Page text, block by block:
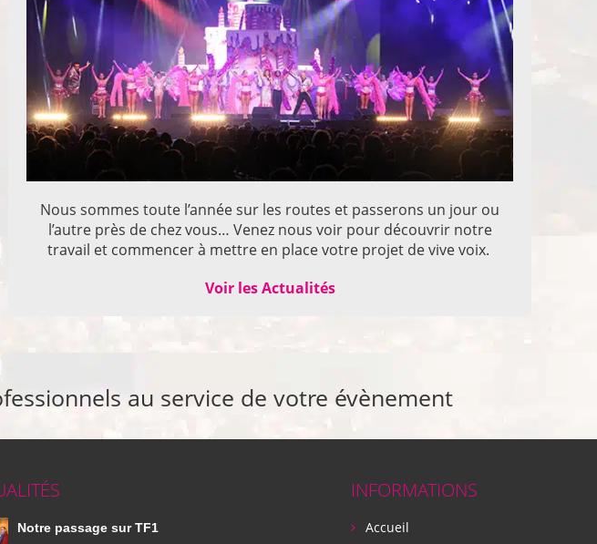
Nous sommes toute l’année sur les routes et passerons un jour ou
l’autre près de chez vous… Venez nous voir pour découvrir notre
travail et commencer à mettre en place votre projet de vive voix.
Voir les Actualités
au service de votre évènement
Notre passage sur TF1
INFORMATIONS
Accueil